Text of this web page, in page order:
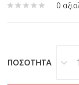
0
ΠΟΣΌΤΗΤΑ